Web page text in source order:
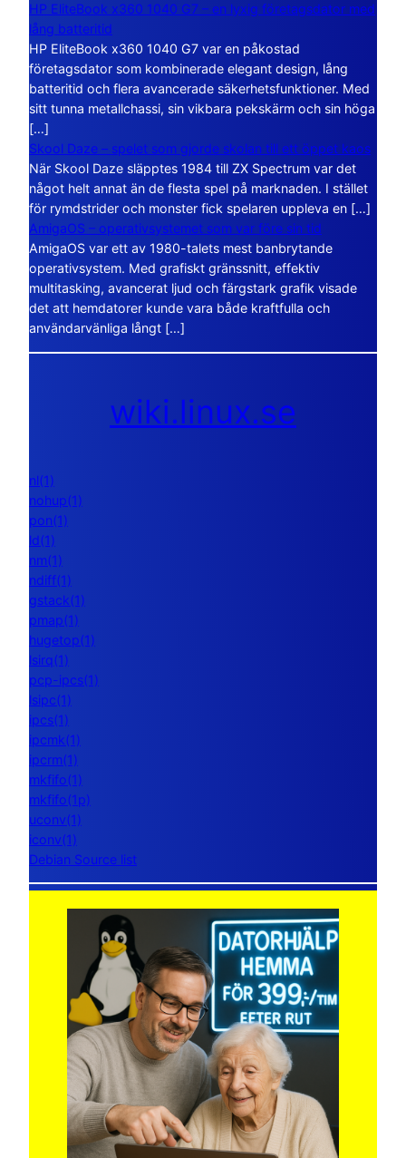
HP EliteBook x360 1040 G7 – en lyxig företagsdator med
lång batteritid
HP EliteBook x360 1040 G7 var en påkostad
företagsdator som kombinerade elegant design, lång
batteritid och flera avancerade säkerhetsfunktioner. Med
sitt tunna metallchassi, sin vikbara pekskärm och sin höga
[…]
Skool Daze – spelet som gjorde skolan till ett öppet kaos
När Skool Daze släpptes 1984 till ZX Spectrum var det
något helt annat än de flesta spel på marknaden. I stället
för rymdstrider och monster fick spelaren uppleva en […]
AmigaOS – operativsystemet som var före sin tid
AmigaOS var ett av 1980-talets mest banbrytande
operativsystem. Med grafiskt gränssnitt, effektiv
multitasking, avancerat ljud och färgstark grafik visade
det att hemdatorer kunde vara både kraftfulla och
användarvänliga långt […]
wiki.linux.se
nl(1)
nohup(1)
pon(1)
ld(1)
nm(1)
ndiff(1)
gstack(1)
pmap(1)
hugetop(1)
lsirq(1)
pcp-ipcs(1)
lsipc(1)
ipcs(1)
ipcmk(1)
ipcrm(1)
mkfifo(1)
mkfifo(1p)
uconv(1)
iconv(1)
Debian Source list